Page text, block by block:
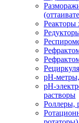
Реакторы
рН-
рН-
растворы
Роллеры,